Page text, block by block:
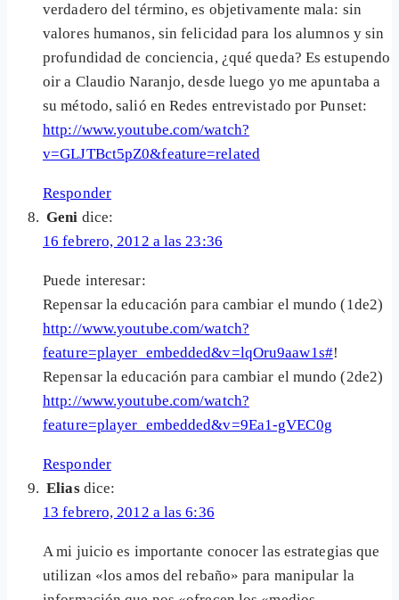
verdadero del término, es objetivamente mala: sin
valores humanos, sin felicidad para los alumnos y sin
profundidad de conciencia, ¿qué queda? Es estupendo
oir a Claudio Naranjo, desde luego yo me apuntaba a
su método, salió en Redes entrevistado por Punset:
http://www.youtube.com/watch?
v=GLJTBct5pZ0&feature=related
Responder
Geni dice:
16 febrero, 2012 a las 23:36
Puede interesar:
Repensar la educación para cambiar el mundo (1de2)
http://www.youtube.com/watch?
feature=player_embedded&v=lqOru9aaw1s#!
Repensar la educación para cambiar el mundo (2de2)
http://www.youtube.com/watch?
feature=player_embedded&v=9Ea1-gVEC0g
Responder
Elias dice:
13 febrero, 2012 a las 6:36
A mi juicio es importante conocer las estrategias que
utilizan «los amos del rebaño» para manipular la